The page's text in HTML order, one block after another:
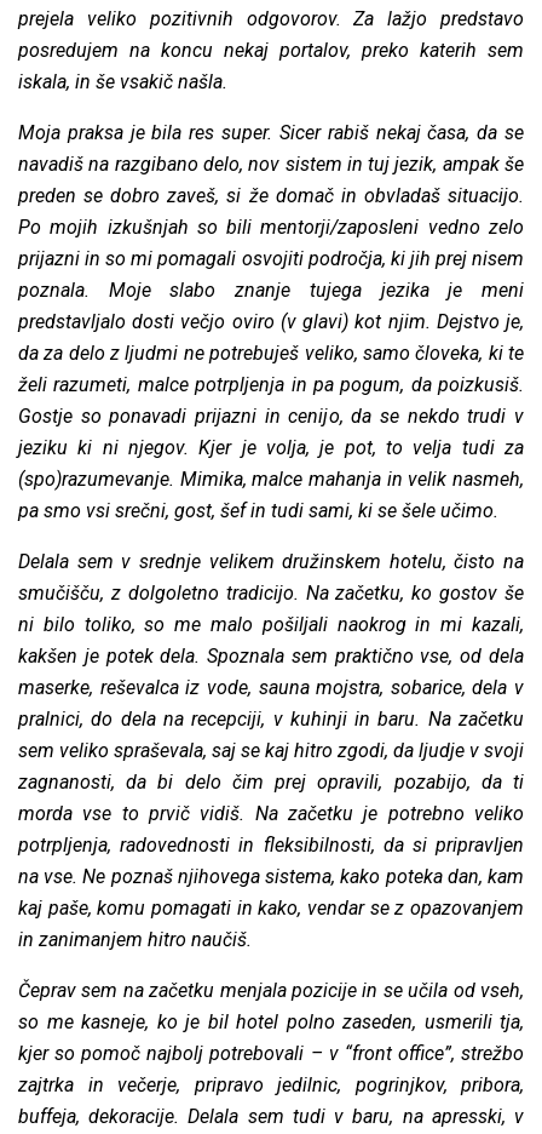
prejela veliko pozitivnih odgovorov. Za lažjo predstavo
posredujem na koncu nekaj portalov, preko katerih sem
iskala, in še vsakič našla.
Moja praksa je bila res super. Sicer rabiš nekaj časa, da se
navadiš na razgibano delo, nov sistem in tuj jezik, ampak še
preden se dobro zaveš, si že domač in obvladaš situacijo.
Po mojih izkušnjah so bili mentorji/zaposleni vedno zelo
prijazni in so mi pomagali osvojiti področja, ki jih prej nisem
poznala. Moje slabo znanje tujega jezika je meni
predstavljalo dosti večjo oviro (v glavi) kot njim. Dejstvo je,
da za delo z ljudmi ne potrebuješ veliko, samo človeka, ki te
želi razumeti, malce potrpljenja in pa pogum, da poizkusiš.
Gostje so ponavadi prijazni in cenijo, da se nekdo trudi v
jeziku ki ni njegov. Kjer je volja, je pot, to velja tudi za
(spo)razumevanje. Mimika, malce mahanja in velik nasmeh,
pa smo vsi srečni, gost, šef in tudi sami, ki se šele učimo.
Delala sem v srednje velikem družinskem hotelu, čisto na
smučišču, z dolgoletno tradicijo. Na začetku, ko gostov še
ni bilo toliko, so me malo pošiljali naokrog in mi kazali,
kakšen je potek dela. Spoznala sem praktično vse, od dela
maserke, reševalca iz vode, sauna mojstra, sobarice, dela v
pralnici, do dela na recepciji, v kuhinji in baru. Na začetku
sem veliko spraševala, saj se kaj hitro zgodi, da ljudje v svoji
zagnanosti, da bi delo čim prej opravili, pozabijo, da ti
morda vse to prvič vidiš. Na začetku je potrebno veliko
potrpljenja, radovednosti in fleksibilnosti, da si pripravljen
na vse. Ne poznaš njihovega sistema, kako poteka dan, kam
kaj paše, komu pomagati in kako, vendar se z opazovanjem
in zanimanjem hitro naučiš.
Čeprav sem na začetku menjala pozicije in se učila od vseh,
so me kasneje, ko je bil hotel polno zaseden, usmerili tja,
kjer so pomoč najbolj potrebovali – v “front office”, strežbo
zajtrka in večerje, pripravo jedilnic, pogrinjkov, pribora,
buffeja, dekoracije. Delala sem tudi v baru, na apresski, v